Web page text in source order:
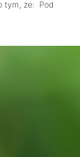
tym, że: Pod